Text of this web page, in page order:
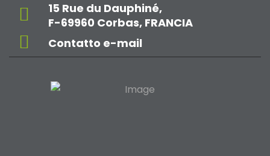
15 Rue du Dauphiné,
F-69960 Corbas, FRANCIA
Contatto e-mail